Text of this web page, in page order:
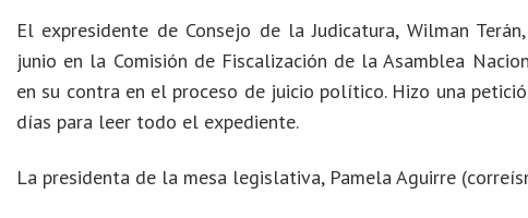
El expresidente de Consejo de la Judicatura, Wilman
junio en la Comisión de Fiscalización de la Asamblea
en su contra en el proceso de juicio político. Hizo una
días para leer todo el expediente.
La presidenta de la mesa legislativa, Pamela Aguirre